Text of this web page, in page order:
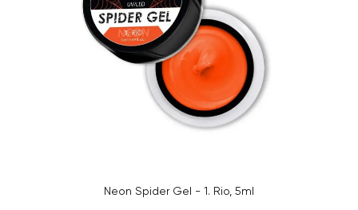
Neon Spider Gel - 1. Rio, 5ml